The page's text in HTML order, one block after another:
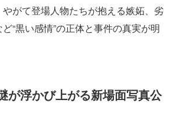
がて登場人物たちが抱える嫉妬、劣
“黒い感情”の正体と事件の真実が明
が浮かび上がる新場面写真公